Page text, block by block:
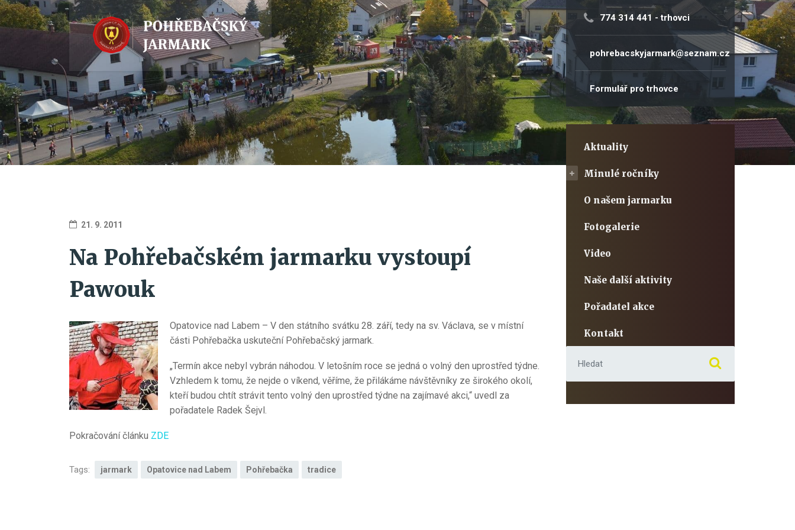
21. 9. 2011
Na Pohřebačském jarmarku vystoupí
Pawouk
Opatovice nad Labem – V den státního svátku 28. září, tedy na sv. Václava, se v místní
části Pohřebačka uskuteční Pohřebačský jarmark.
„Termín akce nebyl vybrán náhodou. V letošním roce se jedná o volný den uprostřed týdne.
Vzhledem k tomu, že nejde o víkend, věříme, že přilákáme návštěvníky ze širokého okolí,
kteří budou chtít strávit tento volný den uprostřed týdne na zajímavé akci,“ uvedl za
pořadatele Radek Šejvl.
Pokračování článku ZDE
Tags: jarmark Opatovice nad Labem Pohřebačka tradice
774 314 441 - trhovci
pohrebacskyjarmark@seznam.cz
Formulář pro trhovce
Aktuality
Minulé ročníky
O našem jarmarku
Fotogalerie
Video
Naše další aktivity
Pořadatel akce
Kontakt